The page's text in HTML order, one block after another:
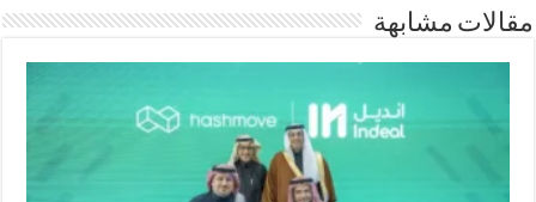
مقالات مشابهة